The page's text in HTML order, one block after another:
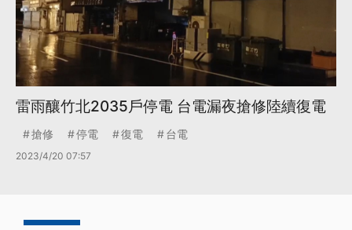
雷雨釀竹北2035戶停電 台電漏夜搶修陸續復電
搶修 停電 復電 台電
2023/4/20 07:57